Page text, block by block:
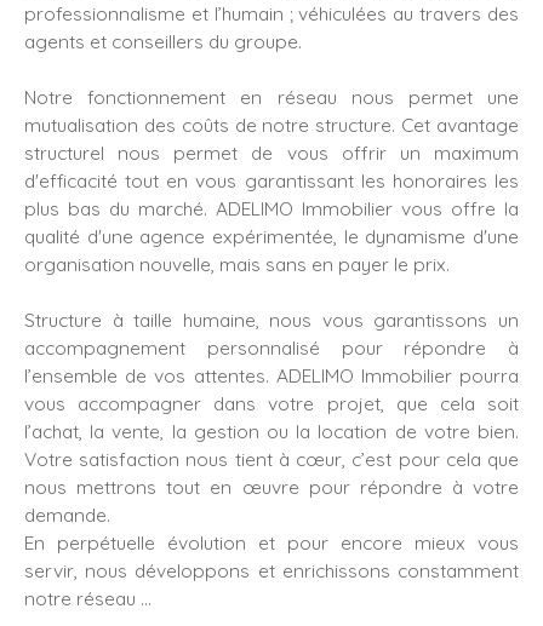
professionnalisme et l’humain ; véhiculées au travers des
agents et conseillers du groupe.
Notre fonctionnement en réseau nous permet une
mutualisation des coûts de notre structure. Cet avantage
structurel nous permet de vous offrir un maximum
d'efficacité tout en vous garantissant les honoraires les
plus bas du marché. ADELIMO Immobilier vous offre la
qualité d'une agence expérimentée, le dynamisme d'une
organisation nouvelle, mais sans en payer le prix.
Structure à taille humaine, nous vous garantissons un
accompagnement personnalisé pour répondre à
l’ensemble de vos attentes. ADELIMO Immobilier pourra
vous accompagner dans votre projet, que cela soit
l’achat, la vente, la gestion ou la location de votre bien.
Votre satisfaction nous tient à cœur, c’est pour cela que
nous mettrons tout en œuvre pour répondre à votre
demande.
En perpétuelle évolution et pour encore mieux vous
servir, nous développons et enrichissons constamment
notre réseau …